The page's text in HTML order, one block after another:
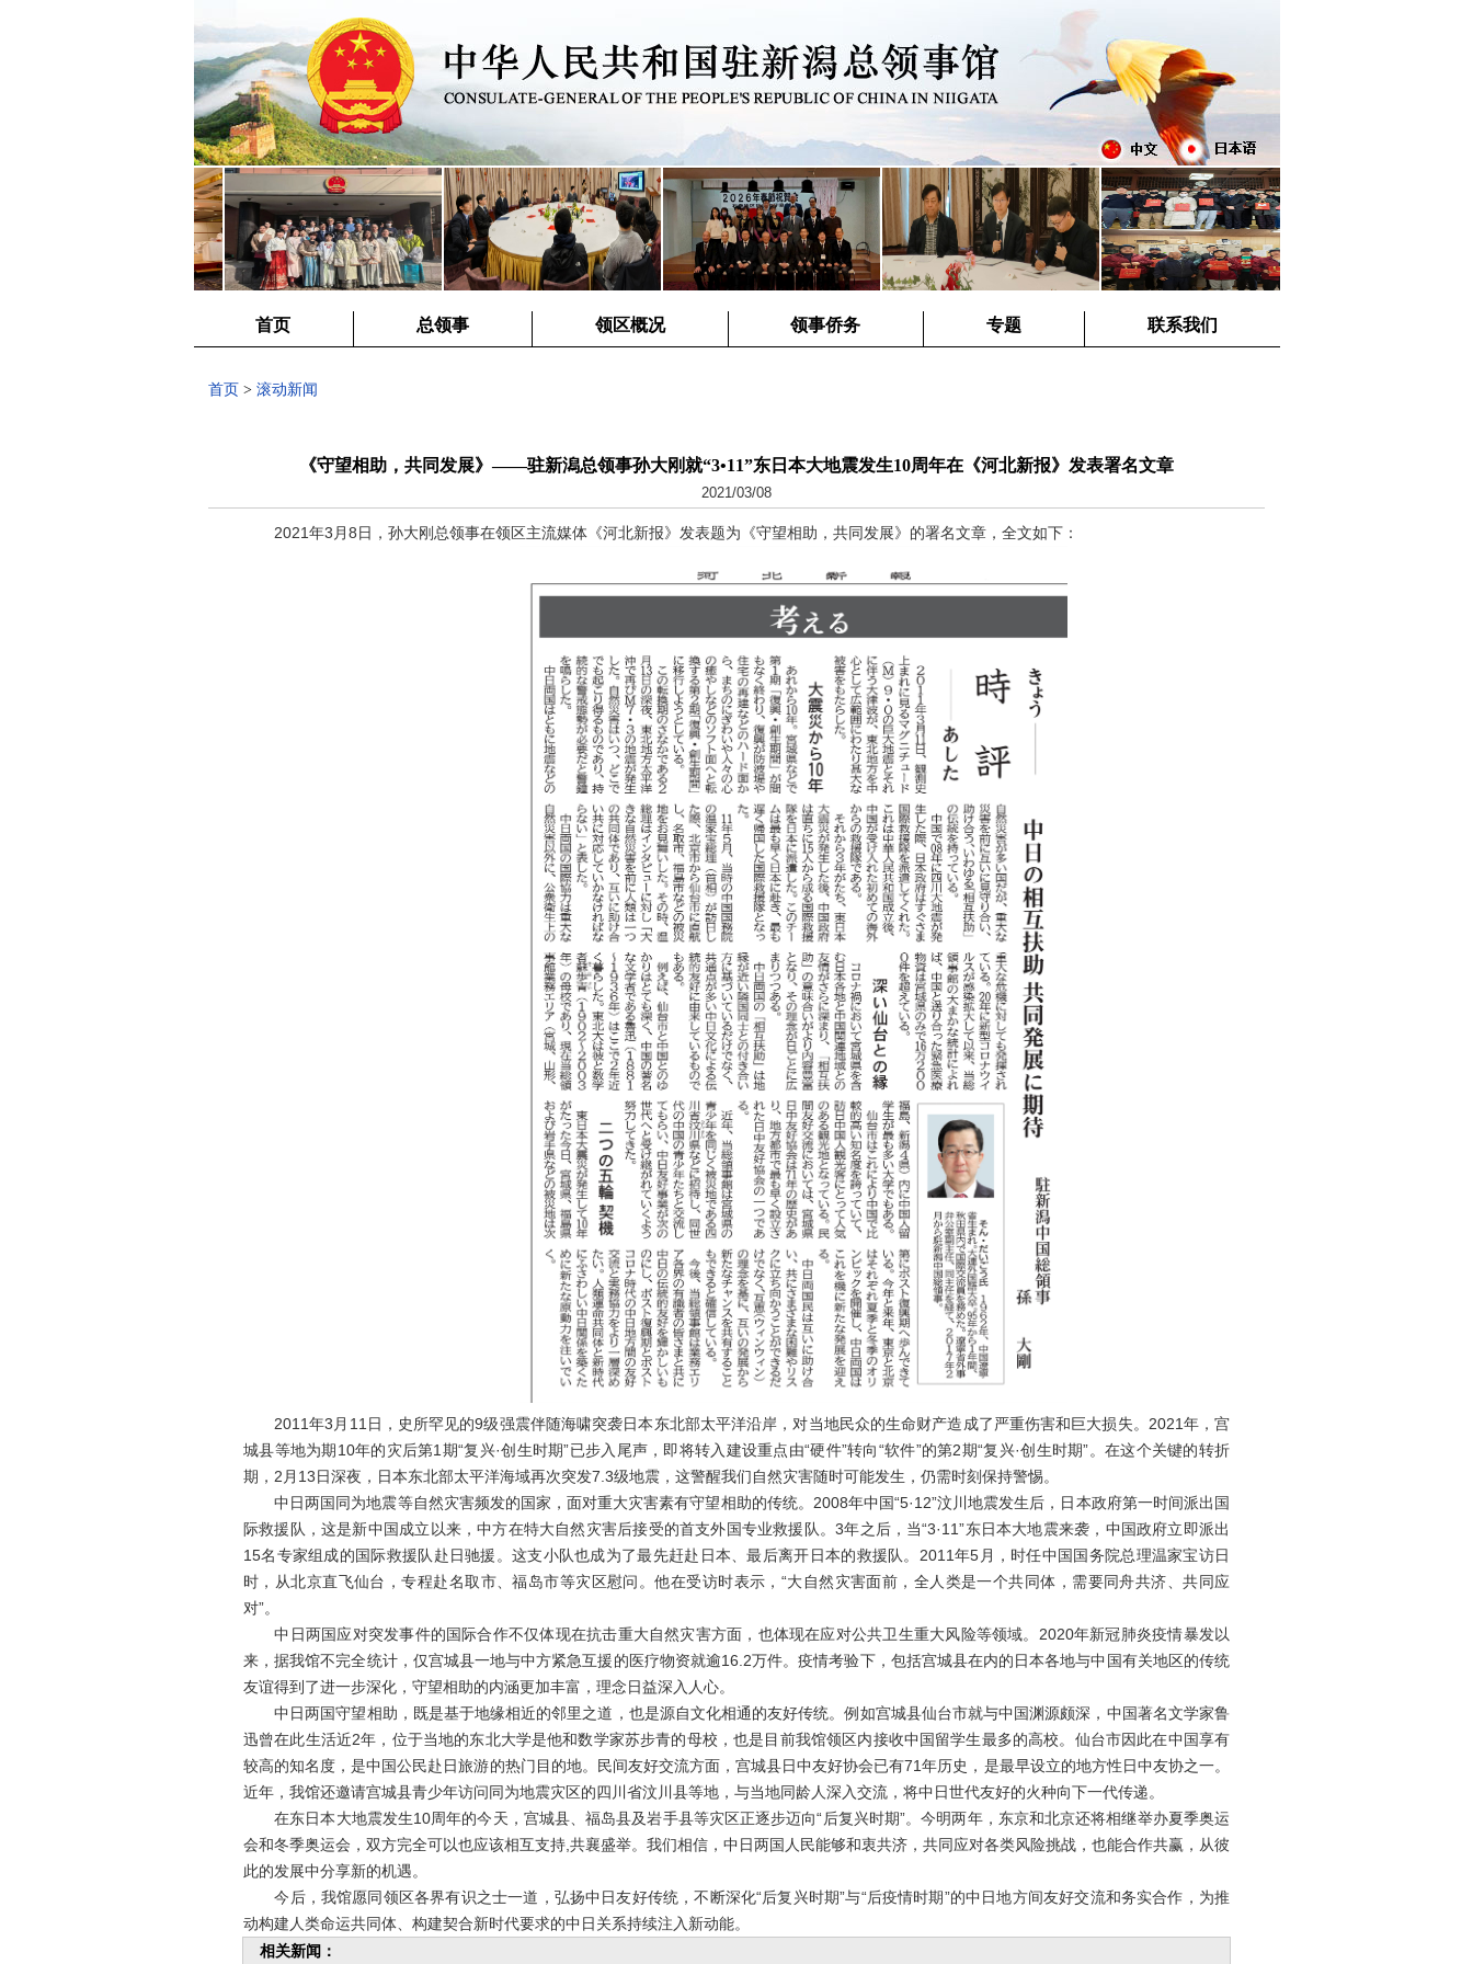
首页 总领事 领区概况 领事侨务 专题 联系我们
首页 > 滚动新闻
《守望相助，共同发展》——驻新潟总领事孙大刚就“3•11”东日本大地震发生10周年在《河北新报》发表署名文章
2021/03/08
2021年3月8日，孙大刚总领事在领区主流媒体《河北新报》发表题为《守望相助，共同发展》的署名文章，全文如下：
2011年3月11日，史所罕见的9级强震伴随海啸突袭日本东北部太平洋沿岸，对当地民众的生命财产造成了严重伤害和巨大损失。2021年，宫
城县等地为期10年的灾后第1期“复兴·创生时期”已步入尾声，即将转入建设重点由“硬件”转向“软件”的第2期“复兴·创生时期”。在这个关键的转折
期，2月13日深夜，日本东北部太平洋海域再次突发7.3级地震，这警醒我们自然灾害随时可能发生，仍需时刻保持警惕。
中日两国同为地震等自然灾害频发的国家，面对重大灾害素有守望相助的传统。2008年中国“5·12”汶川地震发生后，日本政府第一时间派出国
际救援队，这是新中国成立以来，中方在特大自然灾害后接受的首支外国专业救援队。3年之后，当“3·11”东日本大地震来袭，中国政府立即派出
15名专家组成的国际救援队赴日驰援。这支小队也成为了最先赶赴日本、最后离开日本的救援队。2011年5月，时任中国国务院总理温家宝访日
时，从北京直飞仙台，专程赴名取市、福岛市等灾区慰问。他在受访时表示，“大自然灾害面前，全人类是一个共同体，需要同舟共济、共同应
对”。
中日两国应对突发事件的国际合作不仅体现在抗击重大自然灾害方面，也体现在应对公共卫生重大风险等领域。2020年新冠肺炎疫情暴发以
来，据我馆不完全统计，仅宫城县一地与中方紧急互援的医疗物资就逾16.2万件。疫情考验下，包括宫城县在内的日本各地与中国有关地区的传统
友谊得到了进一步深化，守望相助的内涵更加丰富，理念日益深入人心。
中日两国守望相助，既是基于地缘相近的邻里之道，也是源自文化相通的友好传统。例如宫城县仙台市就与中国渊源颇深，中国著名文学家鲁
迅曾在此生活近2年，位于当地的东北大学是他和数学家苏步青的母校，也是目前我馆领区内接收中国留学生最多的高校。仙台市因此在中国享有
较高的知名度，是中国公民赴日旅游的热门目的地。民间友好交流方面，宫城县日中友好协会已有71年历史，是最早设立的地方性日中友协之一。
近年，我馆还邀请宫城县青少年访问同为地震灾区的四川省汶川县等地，与当地同龄人深入交流，将中日世代友好的火种向下一代传递。
在东日本大地震发生10周年的今天，宫城县、福岛县及岩手县等灾区正逐步迈向“后复兴时期”。今明两年，东京和北京还将相继举办夏季奥运
会和冬季奥运会，双方完全可以也应该相互支持,共襄盛举。我们相信，中日两国人民能够和衷共济，共同应对各类风险挑战，也能合作共赢，从彼
此的发展中分享新的机遇。
今后，我馆愿同领区各界有识之士一道，弘扬中日友好传统，不断深化“后复兴时期”与“后疫情时期”的中日地方间友好交流和务实合作，为推
动构建人类命运共同体、构建契合新时代要求的中日关系持续注入新动能。
相关新闻：